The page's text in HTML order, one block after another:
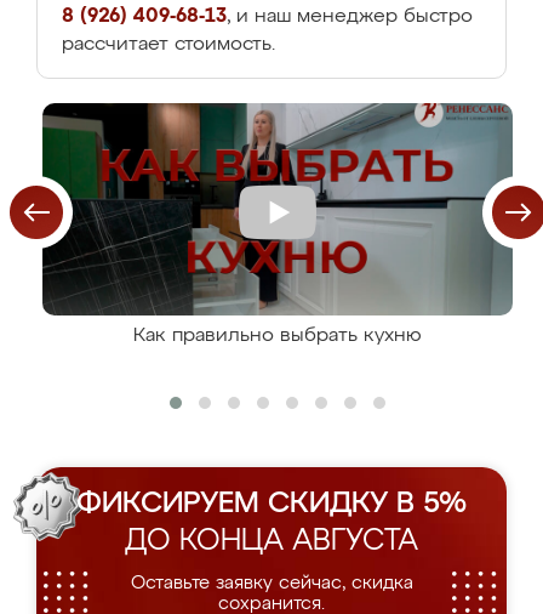
8 (926) 409-68-13, и наш менеджер быстро
рассчитает стоимость.
Как правильно выбрать кухню
ФИКСИРУЕМ СКИДКУ В 5%
ДО КОНЦА АВГУСТА
Оставьте заявку сейчас, скидка
сохранится.